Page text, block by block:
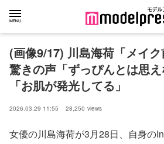
(画像9/17) 川島海荷「メイ
驚きの声「ずっぴんとは思え
「お肌が発光してる」
2026.03.29 11:55 28,250 views
女優の川島海荷が3月28日、自身の